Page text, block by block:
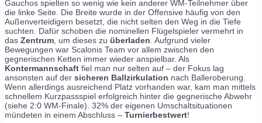
Gauchos spielten so wenig wie kein anderer WM-Teilnehmer über
die linke Seite. Die Breite wurde in der Offensive häufig von den
Außenverteidigern besetzt, die nicht selten den Weg in die Tiefe
suchten. Dafür schoben die nominellen Flügelspieler vermehrt in
das Zentrum , um dieses zu überladen . Aufgrund vieler
Bewegungen war Scalonis Team vor allem zwischen den
gegnerischen Ketten immer wieder anspielbar. Als
Kontermannschaft fiel man nur selten auf – der Fokus lag
ansonsten auf der sicheren Ballzirkulation nach Balleroberung.
Wenn allerdings ausreichend Platz vorhanden war, kam man mittels
schnellem Kurzpassspiel erfolgreich hinter die gegnerische Abwehr
(siehe 2:0 WM-Finale). 32% der eigenen Umschaltsituationen
mündeten in einem Abschluss – Turnierbestwert!